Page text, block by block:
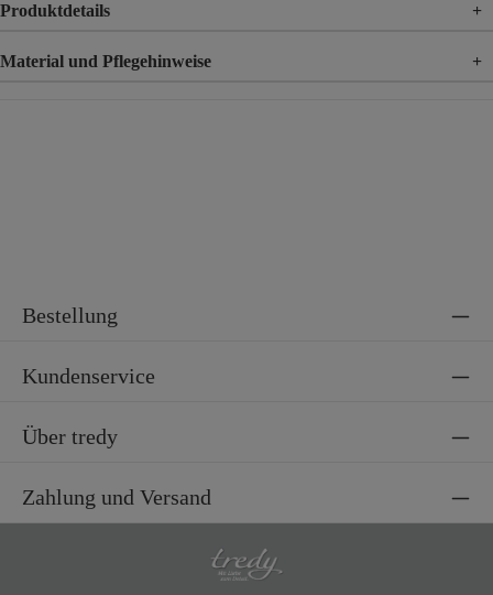
Produktdetails +
Material und Pflegehinweise +
Bestellung
Kundenservice
Über tredy
Zahlung und Versand